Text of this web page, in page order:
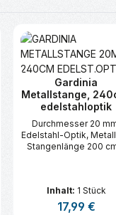
Gardinia
Metallstange,
edelstahloptik
Durchmesser 20
Edelstahl-Optik,
Stangenlänge 200
Inhalt: 1 Stück
Regulärer
17,99 €